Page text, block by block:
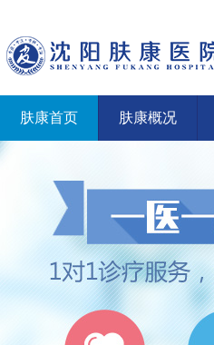
肤康首页 肤康概况